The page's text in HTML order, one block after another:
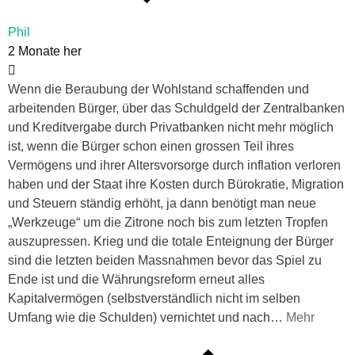
Phil
2 Monate her
Wenn die Beraubung der Wohlstand schaffenden und
arbeitenden Bürger, über das Schuldgeld der Zentralbanken
und Kreditvergabe durch Privatbanken nicht mehr möglich
ist, wenn die Bürger schon einen grossen Teil ihres
Vermögens und ihrer Altersvorsorge durch inflation verloren
haben und der Staat ihre Kosten durch Bürokratie, Migration
und Steuern ständig erhöht, ja dann benötigt man neue
„Werkzeuge“ um die Zitrone noch bis zum letzten Tropfen
auszupressen. Krieg und die totale Enteignung der Bürger
sind die letzten beiden Massnahmen bevor das Spiel zu
Ende ist und die Währungsreform erneut alles
Kapitalvermögen (selbstverständlich nicht im selben
Umfang wie die Schulden) vernichtet und nach… Mehr